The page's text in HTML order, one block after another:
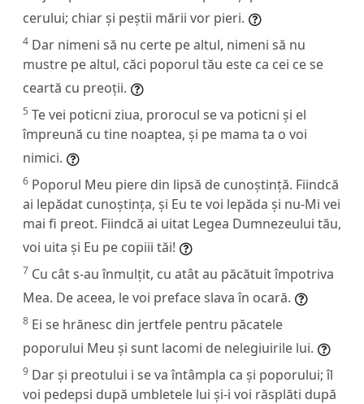
cerului; chiar și peștii mării vor pieri.
4 Dar nimeni să nu certe pe altul, nimeni să nu
mustre pe altul, căci poporul tău este ca cei ce se
ceartă cu preoții.
5 Te vei poticni ziua, prorocul se va poticni și el
împreună cu tine noaptea, și pe mama ta o voi
nimici.
6 Poporul Meu piere din lipsă de cunoștință. Fiindcă
ai lepădat cunoștința, și Eu te voi lepăda și nu-Mi vei
mai fi preot. Fiindcă ai uitat Legea Dumnezeului tău,
voi uita și Eu pe copiii tăi!
7 Cu cât s-au înmulțit, cu atât au păcătuit împotriva
Mea. De aceea, le voi preface slava în ocară.
8 Ei se hrănesc din jertfele pentru păcatele
poporului Meu și sunt lacomi de nelegiuirile lui.
9 Dar și preotului i se va întâmpla ca și poporului; îl
voi pedepsi după umbletele lui și-i voi răsplăti după